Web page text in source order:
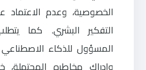
الخصوصية، وعدم الاعتماد
التفكير البشري. كما
المسؤول للذكاء